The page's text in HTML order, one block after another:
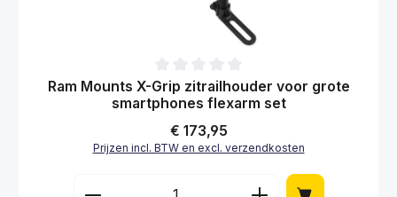
Gemiddelde waardering van 0 van 5 sterren
Ram Mounts X-Grip zitrailhouder voor grote
smartphones flexarm set
Normale prijs:
€ 173,95
Prijzen incl. BTW en excl. verzendkosten
Producthoeveelheid: Voer de gewenste